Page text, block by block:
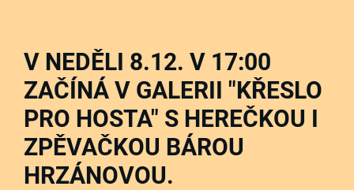
V NEDĚLI 8.12. V 17:00
ZAČÍNÁ V GALERII "KŘESLO
PRO HOSTA" S HEREČKOU I
ZPĚVAČKOU BÁROU
HRZÁNOVOU.